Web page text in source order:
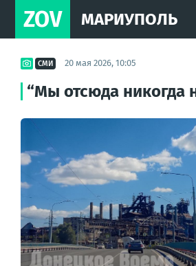
ZOV МАРИУПОЛЬ
СМИ 20 мая 2026, 10:05
“Мы отсюда никогда